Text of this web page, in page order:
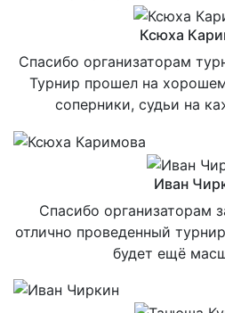
Ксюха
Спасибо организаторам
Турнир прошел на
соперники, судьи на
Иван
Спасибо организаторам
отлично проведенный
будет ещё